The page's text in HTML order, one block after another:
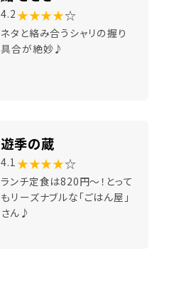
4.2 ★★★★☆
ネタと絡み合うシャリの握り
具合が絶妙♪
遊季の蔵
4.1 ★★★★☆
ランチ定食は820円～！とって
もリーズナブルな「ごはん屋」
さん♪